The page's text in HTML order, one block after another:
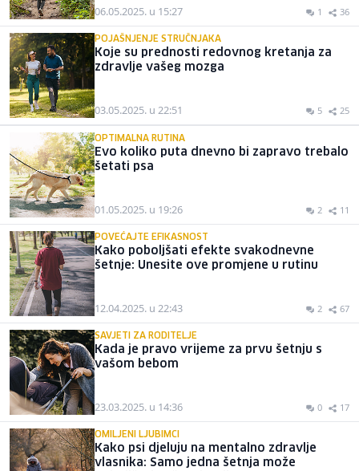
06.05.2025. u 15:27 1 36
POJAŠNJENJE STRUČNJAKA
Koje su prednosti redovnog kretanja za
zdravlje vašeg mozga
03.05.2025. u 22:51 5 25
OPTIMALNA RUTINA
Evo koliko puta dnevno bi zapravo trebalo
šetati psa
01.05.2025. u 19:26 2 11
POVEĆAJTE EFIKASNOST
Kako poboljšati efekte svakodnevne
šetnje: Unesite ove promjene u rutinu
12.04.2025. u 22:43 2 67
SAVJETI ZA RODITELJE
Kada je pravo vrijeme za prvu šetnju s
vašom bebom
23.03.2025. u 14:36 0 17
OMILJENI LJUBIMCI
Kako psi djeluju na mentalno zdravlje
vlasnika: Samo jedna šetnja može